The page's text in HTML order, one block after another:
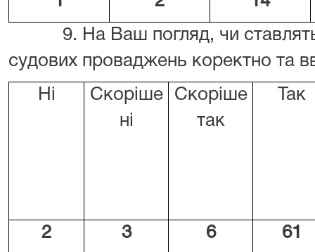
9. На Ваш погляд, чи
судових проваджень коректно та
Ні
Скоріше
ні
Скоріше
так
Так
2 3 6
61